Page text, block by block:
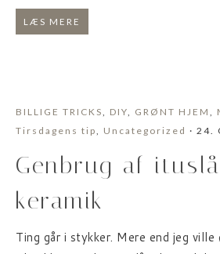
LÆS MERE
BILLIGE TRICKS, DIY, GRØNT HJEM ,
Tirsdagens tip, Uncategorized · 24.
Genbrug af
keramik
Ting går i stykker. Mere end jeg ville